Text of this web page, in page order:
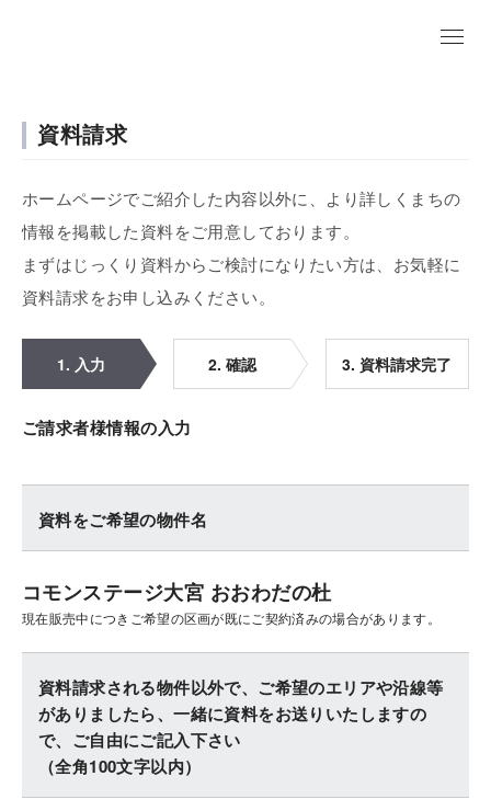
資料請求
ホームページでご紹介した内容以外に、より詳しくまちの
情報を掲載した資料をご用意しております。
まずはじっくり資料からご検討になりたい方は、お気軽に
資料請求をお申し込みください。
1. 入力 2. 確認 3. 資料請求完了
ご請求者様情報の入力
資料をご希望の物件名
コモンステージ大宮 おおわだの杜
現在販売中につきご希望の区画が既にご契約済みの場合があります。
資料請求される物件以外で、ご希望のエリアや沿線等
がありましたら、一緒に資料をお送りいたしますの
で、ご自由にご記入下さい
（全角100文字以内）